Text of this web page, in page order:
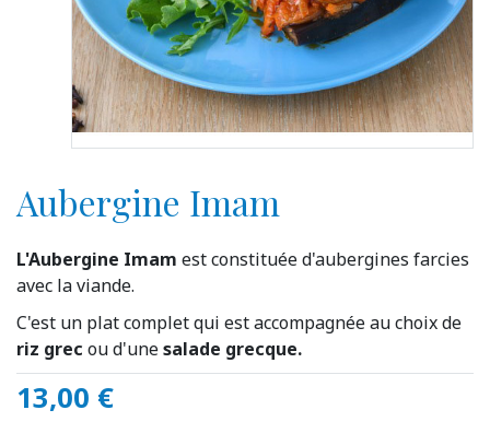
Aubergine Imam
L'Aubergine Imam est constituée d'aubergines farcies
avec la viande.
C'est un plat complet qui est accompagnée au choix de
riz grec ou d'unesalade grecque.
13,00 €